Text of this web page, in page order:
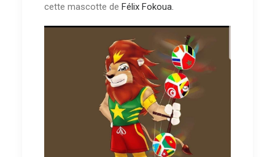
cette mascotte de Félix Fokoua.